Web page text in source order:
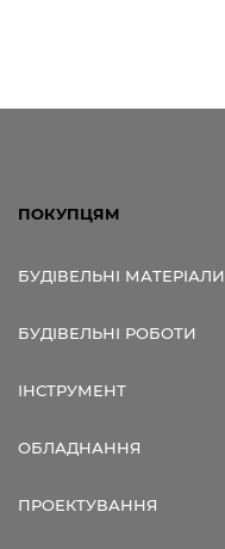
ПОКУПЦЯМ
БУДІВЕЛЬНІ МАТЕРІАЛИ
БУДІВЕЛЬНІ РОБОТИ
ІНСТРУМЕНТ
ОБЛАДНАННЯ
ПРОЕКТУВАННЯ